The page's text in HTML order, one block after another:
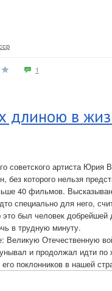
1
длиною в
советского артиста Юрия
которого нельзя
40 фильмов.
специально для него,
был человек
в трудную минуту.
Отечественную
и продолжал идти
поклонников в нашей